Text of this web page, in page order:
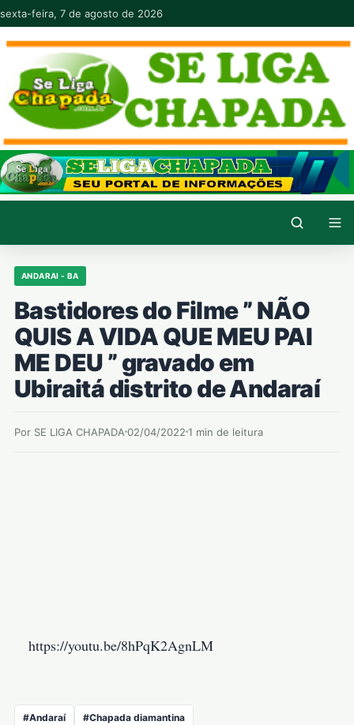
Pular para o conteúdo
sexta-feira, 7 de agosto de 2026
ANDARAI - BA
Bastidores do Filme ” NÃO
QUIS A VIDA QUE MEU PAI
ME DEU ” gravado em
Ubiraitá distrito de Andaraí
Por SE LIGA CHAPADA 02/04/2022 1 min de leitura
https://youtu.be/8hPqK2AgnLM
#Andaraí #Chapada diamantina